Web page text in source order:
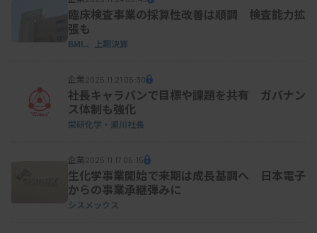
臨床検査事業の採算性改善は順調 検査能力拡
張も
BML、上期決算
企業2025.11.21 05:30
社長キャラバンで目標や課題を共有 ガバナン
ス体制も強化
栄研化学・瀬川社長
企業2025.11.17 05:15
生化学事業開始で来期は成長基調へ 日本電子
からの事業承継弾みに
シスメックス